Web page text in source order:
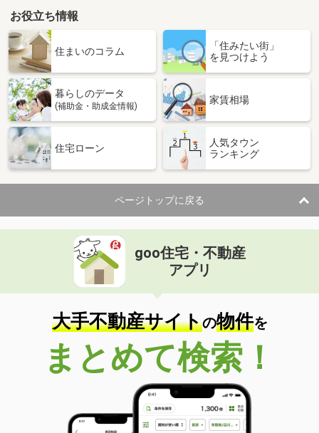
お役立ち情報
住まいのコラム
「住みたい街」
を見つけよう
暮らしのデータ
(補助金・助成金情報)
家賃相場
住宅ローン
人気タウン
ランキング
ページトップに戻る
goo住宅・不動産
アプリ
大手不動産サイトの物件を
まとめて検索！